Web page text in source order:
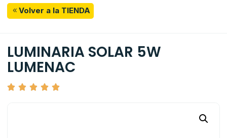
Volver a la TIENDA
LUMINARIA SOLAR 5W
LUMENAC